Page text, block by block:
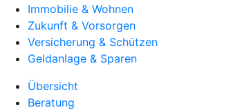
Immobilie & Wohnen
Zukunft & Vorsorgen
Versicherung & Schützen
Geldanlage & Sparen
Übersicht
Beratung